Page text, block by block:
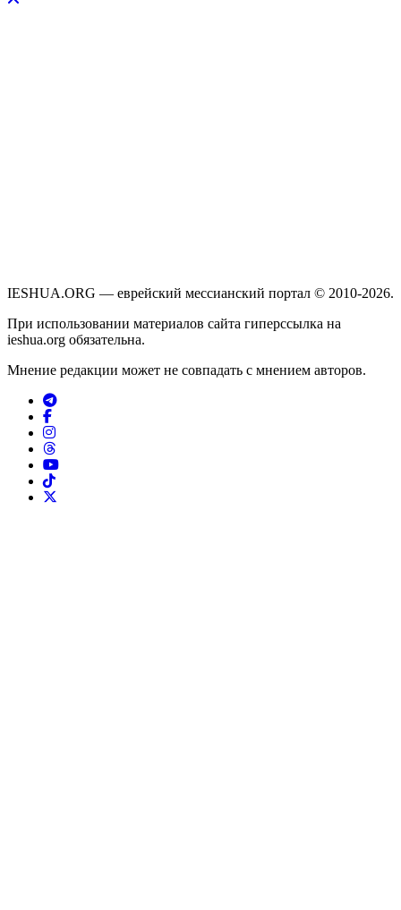
IESHUA.ORG — еврейский мессианский портал © 2010-2026.
При использовании материалов сайта гиперссылка на
ieshua.org обязательна.
Мнение редакции может не совпадать с мнением авторов.